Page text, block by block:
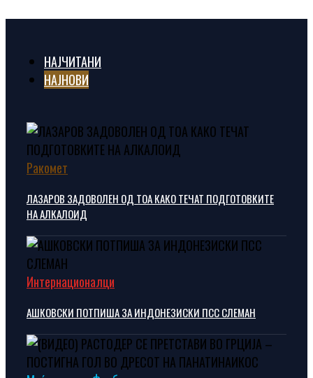
НАЈЧИТАНИ
НАЈНОВИ
Ракомет
ЛАЗАРОВ ЗАДОВОЛЕН ОД ТОА КАКО ТЕЧАТ ПОДГОТОВКИТЕ
НА АЛКАЛОИД
Интернационалци
АШКОВСКИ ПОТПИША ЗА ИНДОНЕЗИСКИ ПСС СЛЕМАН